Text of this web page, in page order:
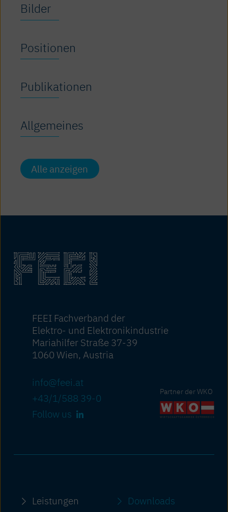
Bilder
Positionen
Publikationen
Allgemeines
Alle anzeigen
FEEI Fachverband der
Elektro- und Elektronikindustrie
Mariahilfer Straße 37-39
1060 Wien, Austria
info@feei.at
+43/1/588 39-0
Follow us
Leistungen
Partner der WKO
Downloads